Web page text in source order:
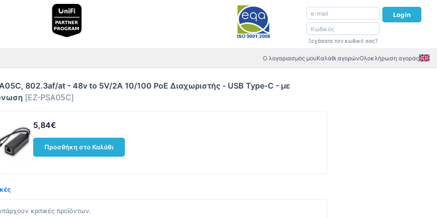
Login
Ξεχάσατε τον κωδικό σας?
Ο λογαριασμός μουΚαλάθι αγορώνΟλοκλήρωση αγοράς
802.3af/at - 48v to 5V/2A 10/100 PoE Διαχωριστής - USB Type-C - με
[EZ-PSA05C]
5,84€
Προσθήκη στο Καλάθι
κριτικές προϊόντων.